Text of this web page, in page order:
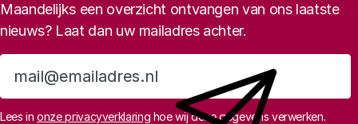
Maandelijks een overzicht ontvangen van ons laatste
nieuws? Laat dan uw mailadres achter.
Aanmelden
Lees inonze privacyverklaring hoe wij deze gegevens verwerken.